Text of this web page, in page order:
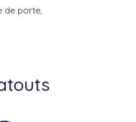
de porte,